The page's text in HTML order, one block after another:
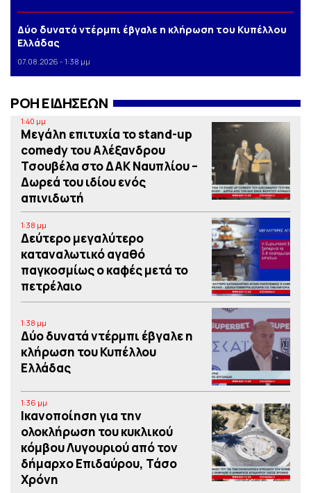
Δύο δυνατά ντέρμπι έβγαλε η κλήρωση του Κυπέλλου
Ελλάδας
07.08.2026 - 1:38 μμ
ΡΟΗ ΕΙΔΗΣΕΩΝ
1:40 μμ
Μεγάλη επιτυχία το stand-up
comedy του Αλέξανδρου
Τσουβέλα στο ΔΑΚ Ναυπλίου –
Δωρεά του ιδίου ενός
απινιδωτή
1:38 μμ
Δεύτερο μεγαλύτερο
καταναλωτικό αγαθό
παγκοσμίως ο καφές μετά το
πετρέλαιο
1:38 μμ
Δύο δυνατά ντέρμπι έβγαλε η
κλήρωση του Κυπέλλου
Ελλάδας
1:36 μμ
Iκανοποίηση για την
ολοκλήρωση του κυκλικού
κόμβου Λυγουριού από τον
δήμαρχο Επιδαύρου, Τάσο
Χρόνη